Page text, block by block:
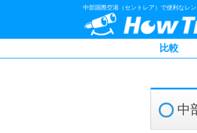
中部国際空港（セントレア）で便利なレ
比較
中